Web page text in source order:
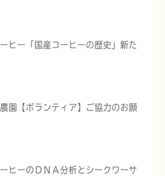
ヒー「国産コーヒーの歴史」新た
園【ボランティア】ご協力のお願
ヒーのＤＮＡ分析とシークワーサ